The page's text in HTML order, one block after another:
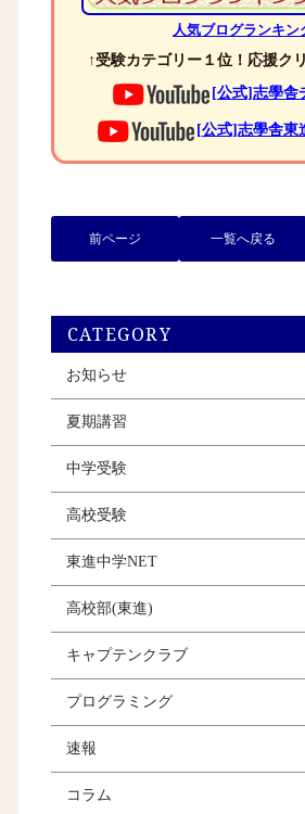
人気ブログランキン
↑受験カテゴリー１位！応援ク
[公式]志學舎
[公式]志學舎東
前ページ 一覧へ戻る
CATEGORY
お知らせ
夏期講習
中学受験
高校受験
東進中学NET
高校部(東進)
キャプテンクラブ
プログラミング
速報
コラム